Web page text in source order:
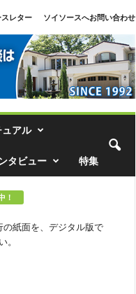
レター
ソイソースへお問い合わせ
アル
タビュー 特集
！
の紙面を、デジタル版で
。